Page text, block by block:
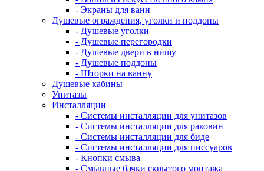
- Экраны для ванн
Душевые ограждения, уголки и поддоны
- Душевые уголки
- Душевые перегородки
- Душевые двери в нишу
- Душевые поддоны
- Шторки на ванну
Душевые кабины
Унитазы
Инсталляции
- Системы инсталляции для унитазов
- Системы инсталляции для раковин
- Системы инсталляции для биде
- Системы инсталляции для писсуаров
- Кнопки смыва
- Смывные бачки скрытого монтажа